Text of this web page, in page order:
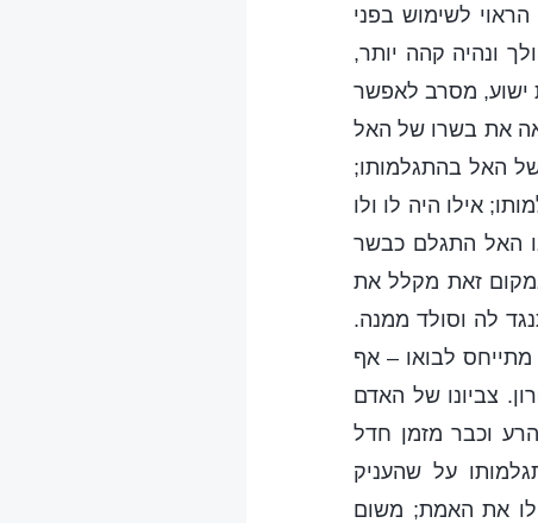
הראוי לשימוש בפני
ונהיה קהה יותר,
ישוע, מסרב לאפשר
את בשרו של האל
האל בהתגלמותו;
אילו היה לו ולו
האל התגלם כבשר
זאת מקלל את
לה וסולד ממנה.
לבואו – אף
צביונו של האדם
הרע וכבר מזמן חדל
על שהעניק
לו את האמת; משום